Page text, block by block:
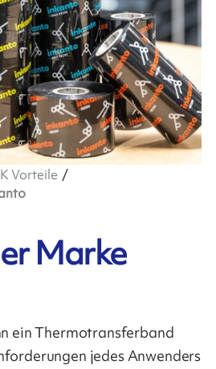
Vorteile
Marke
ein Thermotransferband
jedes Anwenders